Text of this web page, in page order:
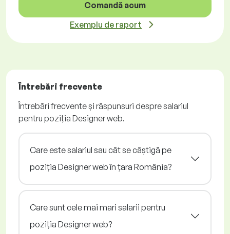
Comandă acum
Exemplu de raport
Întrebări frecvente
Întrebări frecvente și răspunsuri despre salariul
pentru poziția Designer web.
Care este salariul sau cât se câștigă pe
poziția Designer web în țara România?
Care sunt cele mai mari salarii pentru
poziția Designer web?